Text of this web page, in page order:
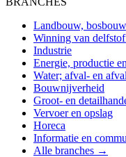
Landbouw,
Winning van
Industrie
Energie, productie
Water; afval- en
Bouwnijverheid
Groot- en
Vervoer en opslag
Horeca
Informatie en
Alle branches →